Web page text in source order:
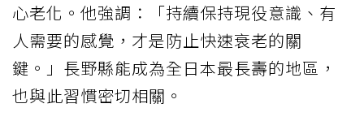
心老化。他強調：「持續保持現役意識、有
人需要的感覺，才是防止快速衰老的關
鍵。」長野縣能成為全日本最長壽的地區，
也與此習慣密切相關。